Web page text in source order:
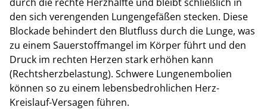
den sich verengenden Lungengefäßen stecken. Diese
Blockade behindert den Blutfluss durch die Lunge, was
zu einem Sauerstoffmangel im Körper führt und den
Druck im rechten Herzen stark erhöhen kann
(Rechtsherzbelastung). Schwere Lungenembolien
können so zu einem lebensbedrohlichen Herz-
Kreislauf-Versagen führen.